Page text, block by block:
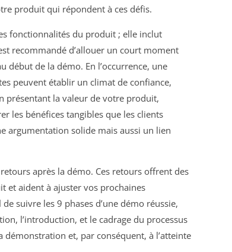
produit qui répondent à ces défis.
fonctionnalités du produit ; elle inclut
recommandé d’allouer un court moment
début de la démo. En l’occurrence, une
peuvent établir un climat de confiance,
présentant la valeur de votre produit,
les bénéfices tangibles que les clients
argumentation solide mais aussi un lien
après la démo. Ces retours offrent des
et aident à ajuster vos prochaines
suivre les 9 phases d’une démo réussie,
l’introduction, et le cadrage du processus
démonstration et, par conséquent, à l’atteinte